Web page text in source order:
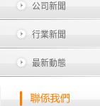
公司新聞
行業新聞
最新動態